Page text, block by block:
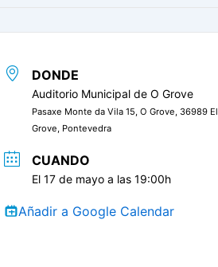
DONDE
Auditorio Municipal de O Grove
Pasaxe Monte da Vila 15, O Grove, 36989 El
Grove, Pontevedra
CUANDO
El 17 de mayo a las 19:00h
Añadir a Google Calendar